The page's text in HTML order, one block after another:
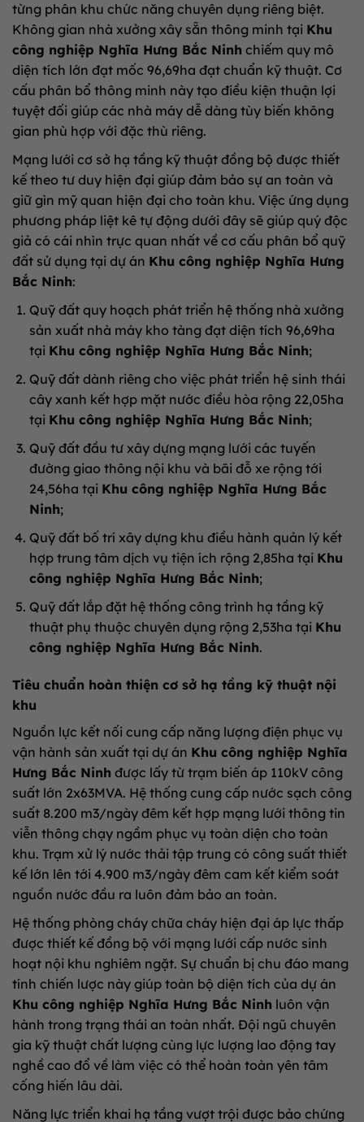
từng phân khu chức năng chuyên dụng riêng biệt.
Không gian nhà xưởng xây sẵn thông minh tại Khu
công nghiệp Nghĩa Hưng Bắc Ninh chiếm quy mô
diện tích lớn đạt mốc 96,69ha đạt chuẩn kỹ thuật. Cơ
cấu phân bổ thông minh này tạo điều kiện thuận lợi
tuyệt đối giúp các nhà máy dễ dàng tùy biến không
gian phù hợp với đặc thù riêng.
Mạng lưới cơ sở hạ tầng kỹ thuật đồng bộ được thiết
kế theo tư duy hiện đại giúp đảm bảo sự an toàn và
giữ gìn mỹ quan hiện đại cho toàn khu. Việc ứng dụng
phương pháp liệt kê tự động dưới đây sẽ giúp quý độc
giả có cái nhìn trực quan nhất về cơ cấu phân bổ quỹ
đất sử dụng tại dự án Khu công nghiệp Nghĩa Hưng
Bắc Ninh:
Quỹ đất quy hoạch phát triển hệ thống nhà xưởng
sản xuất nhà máy kho tàng đạt diện tích 96,69ha
tại Khu công nghiệp Nghĩa Hưng Bắc Ninh;
Quỹ đất dành riêng cho việc phát triển hệ sinh thái
cây xanh kết hợp mặt nước điều hòa rộng 22,05ha
tại Khu công nghiệp Nghĩa Hưng Bắc Ninh;
Quỹ đất đầu tư xây dựng mạng lưới các tuyến
đường giao thông nội khu và bãi đỗ xe rộng tới
24,56ha tại Khu công nghiệp Nghĩa Hưng Bắc
Ninh;
Quỹ đất bố trí xây dựng khu điều hành quản lý kết
hợp trung tâm dịch vụ tiện ích rộng 2,85ha tại Khu
công nghiệp Nghĩa Hưng Bắc Ninh;
Quỹ đất lắp đặt hệ thống công trình hạ tầng kỹ
thuật phụ thuộc chuyên dụng rộng 2,53ha tại Khu
công nghiệp Nghĩa Hưng Bắc Ninh.
Tiêu chuẩn hoàn thiện cơ sở hạ tầng kỹ thuật nội
khu
Nguồn lực kết nối cung cấp năng lượng điện phục vụ
vận hành sản xuất tại dự án Khu công nghiệp Nghĩa
Hưng Bắc Ninh được lấy từ trạm biến áp 110kV công
suất lớn 2x63MVA. Hệ thống cung cấp nước sạch công
suất 8.200 m3/ngày đêm kết hợp mạng lưới thông tin
viễn thông chạy ngầm phục vụ toàn diện cho toàn
khu. Trạm xử lý nước thải tập trung có công suất thiết
kế lớn lên tới 4.900 m3/ngày đêm cam kết kiểm soát
nguồn nước đầu ra luôn đảm bảo an toàn.
Hệ thống phòng cháy chữa cháy hiện đại áp lực thấp
được thiết kế đồng bộ với mạng lưới cấp nước sinh
hoạt nội khu nghiêm ngặt. Sự chuẩn bị chu đáo mang
tính chiến lược này giúp toàn bộ diện tích của dự án
Khu công nghiệp Nghĩa Hưng Bắc Ninh luôn vận
hành trong trạng thái an toàn nhất. Đội ngũ chuyên
gia kỹ thuật chất lượng cùng lực lượng lao động tay
nghề cao đổ về làm việc có thể hoàn toàn yên tâm
cống hiến lâu dài.
Năng lực triển khai hạ tầng vượt trội được bảo chứng